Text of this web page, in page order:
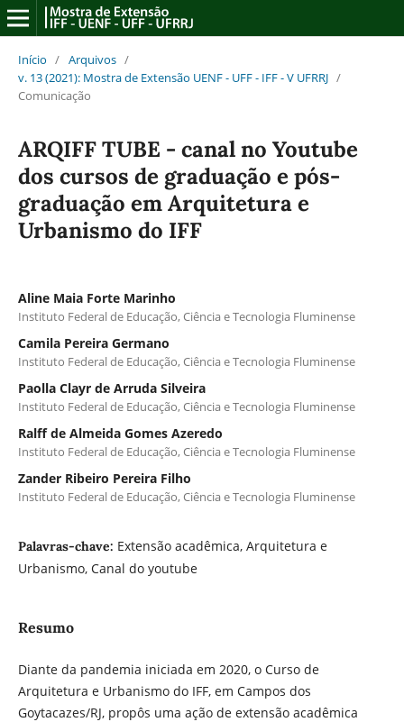
Início / Arquivos /
v. 13 (2021): Mostra de Extensão UENF - UFF - IFF - V UFRRJ /
Comunicação
ARQIFF TUBE - canal no Youtube
dos cursos de graduação e pós-
graduação em Arquitetura e
Urbanismo do IFF
Aline Maia Forte Marinho
Instituto Federal de Educação, Ciência e Tecnologia Fluminense
Camila Pereira Germano
Instituto Federal de Educação, Ciência e Tecnologia Fluminense
Paolla Clayr de Arruda Silveira
Instituto Federal de Educação, Ciência e Tecnologia Fluminense
Ralff de Almeida Gomes Azeredo
Instituto Federal de Educação, Ciência e Tecnologia Fluminense
Zander Ribeiro Pereira Filho
Instituto Federal de Educação, Ciência e Tecnologia Fluminense
Palavras-chave: Extensão acadêmica, Arquitetura e
Urbanismo, Canal do youtube
Resumo
Diante da pandemia iniciada em 2020, o Curso de
Arquitetura e Urbanismo do IFF, em Campos dos
Goytacazes/RJ, propôs uma ação de extensão acadêmica